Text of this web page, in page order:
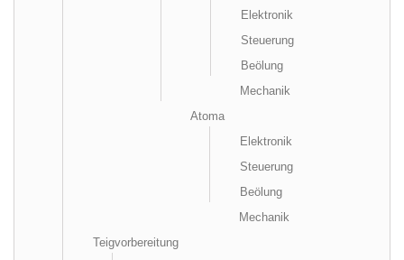
Elektronik
Steuerung
Beölung
Mechanik
Atoma
Elektronik
Steuerung
Beölung
Mechanik
Teigvorbereitung